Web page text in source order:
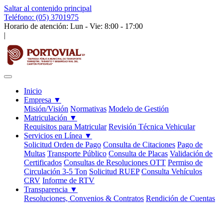
Saltar al contenido principal
Teléfono: (05) 3701975
Horario de atención: Lun - Vie: 8:00 - 17:00
|
Inicio
Empresa ▼
Misión/Visión Normativas Modelo de Gestión
Matriculación ▼
Requisitos para Matricular Revisión Técnica Vehicular
Servicios en Línea ▼
Solicitud Orden de Pago Consulta de Citaciones Pago de
Multas Transporte Público Consulta de Placas Validación de
Certificados Consultas de Resoluciones OTT Permiso de
Circulación 3-5 Ton Solicitud RUEP Consulta Vehículos
CRV Informe de RTV
Transparencia ▼
Resoluciones, Convenios & Contratos Rendición de Cuentas